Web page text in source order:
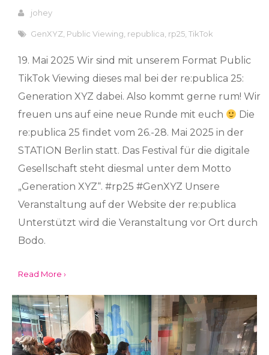
johey
GenXYZ Public Viewing republica rp25 ,TikTok
19. Mai 2025 Wir sind mit unserem Format Public
TikTok Viewing dieses mal bei der re:publica 25:
Generation XYZ dabei. Also kommt gerne rum! Wir
freuen uns auf eine neue Runde mit euch
Die
re:publica 25 findet vom 26.-28. Mai 2025 in der
STATION Berlin statt. Das Festival für die digitale
Gesellschaft steht diesmal unter dem Motto
„Generation XYZ“. #rp25 #GenXYZ Unsere
Veranstaltung auf der Website der re:publica
Unterstützt wird die Veranstaltung vor Ort durch
Bodo.
Read More ›